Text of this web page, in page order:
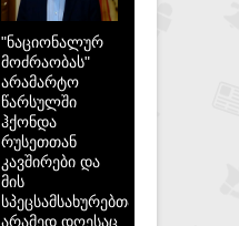
"ნაციონალურ
მოძრაობას"
არამარტო
წარსულში
ჰქონდა
რუსეთთან
კავშირები და
მის
სპეცსამსახურებთან,
არამედ დღესაც